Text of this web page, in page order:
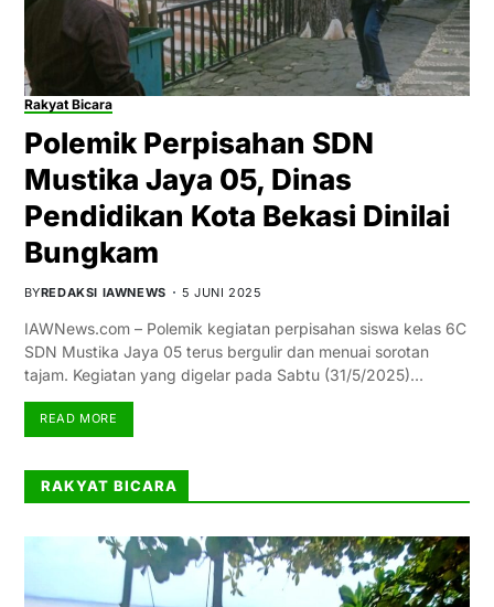
Rakyat Bicara
Polemik Perpisahan SDN
Mustika Jaya 05, Dinas
Pendidikan Kota Bekasi Dinilai
Bungkam
BYREDAKSI IAWNEWS 5 JUNI 2025
IAWNews.com – Polemik kegiatan perpisahan siswa kelas 6C
SDN Mustika Jaya 05 terus bergulir dan menuai sorotan
tajam. Kegiatan yang digelar pada Sabtu (31/5/2025)…
READ MORE
RAKYAT BICARA